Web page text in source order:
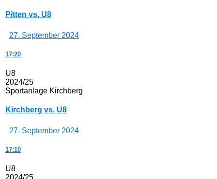
Pitten vs. U8
27. September 2024
17:20
U8
2024/25
Sportanlage Kirchberg
Kirchberg vs. U8
27. September 2024
17:10
U8
2024/25